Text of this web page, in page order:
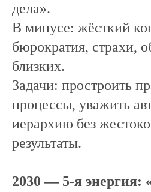
дела».
В минусе: жёсткий
бюрократия, страхи,
близких.
Задачи: простроить
процессы, уважить
иерархию без
результаты.
2030 — 5-я энергия: